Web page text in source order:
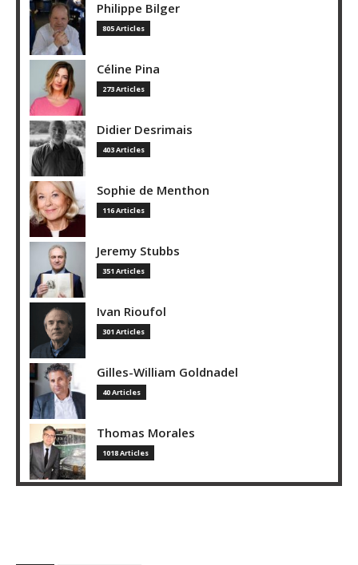
Philippe Bilger
805 Articles
Céline Pina
273 Articles
Didier Desrimais
403 Articles
Sophie de Menthon
116 Articles
Jeremy Stubbs
351 Articles
Ivan Rioufol
301 Articles
Gilles-William Goldnadel
40 Articles
Thomas Morales
1018 Articles